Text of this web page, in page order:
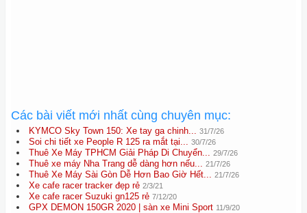
Các bài viết mới nhất cùng chuyên mục:
KYMCO Sky Town 150: Xe tay ga chinh... 31/7/26
Soi chi tiết xe People R 125 ra mắt tại... 30/7/26
Thuê Xe Máy TPHCM Giải Pháp Di Chuyển... 29/7/26
Thuê xe máy Nha Trang dễ dàng hơn nếu... 21/7/26
Thuê Xe Máy Sài Gòn Dễ Hơn Bao Giờ Hết... 21/7/26
Xe cafe racer tracker đẹp rẻ 2/3/21
Xe cafe racer Suzuki gn125 rẻ 7/12/20
GPX DEMON 150GR 2020 | sàn xe Mini Sport 11/9/20